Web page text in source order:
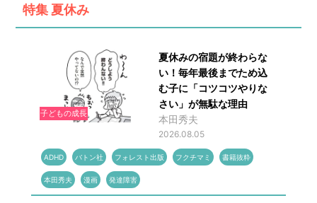
特集 夏休み
子どもの成長
夏休みの宿題が終わらな
い！毎年最後までため込
む子に「コツコツやりな
さい」が無駄な理由
本田秀夫
2026.08.05
ADHD バトン社 フォレスト出版 フクチマミ 書籍抜粋
本田秀夫 漫画 発達障害